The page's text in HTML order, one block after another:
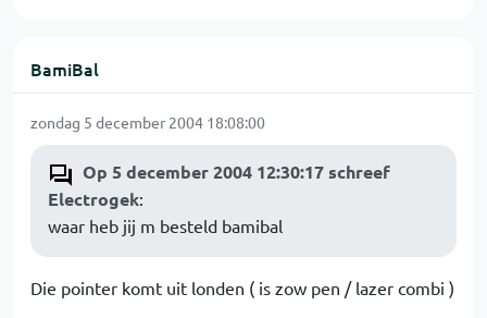
BamiBal
zondag 5 december 2004 18:08:00
Op 5 december 2004 12:30:17 schreef
Electrogek:
waar heb jij m besteld bamibal
Die pointer komt uit londen ( is zow pen / lazer combi )